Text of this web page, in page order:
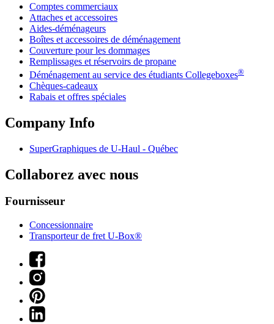
Comptes commerciaux
Attaches et accessoires
Aides-déménageurs
Boîtes et accessoires de déménagement
Couverture pour les dommages
Remplissages et réservoirs de propane
Déménagement au service des étudiants Collegeboxes®
Chèques-cadeaux
Rabais et offres spéciales
Company Info
SuperGraphiques de U-Haul - Québec
Collaborez avec nous
Fournisseur
Concessionnaire
Transporteur de fret U-Box®